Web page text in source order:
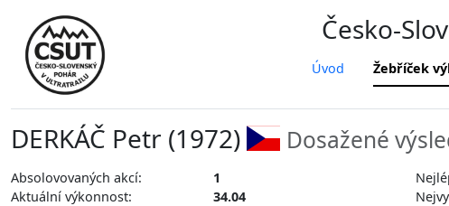
Česko-
Úvod Žebříček
DERKÁČ Petr (1972) Dosažené
Absolovovaných akcí: 1
Aktuální výkonnost:
34.04